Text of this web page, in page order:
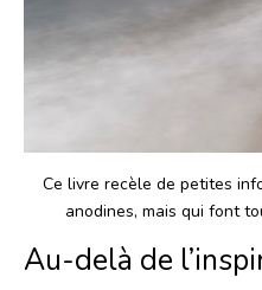
Ce livre recèle de petites
anodines, mais qui font
Au-delà de